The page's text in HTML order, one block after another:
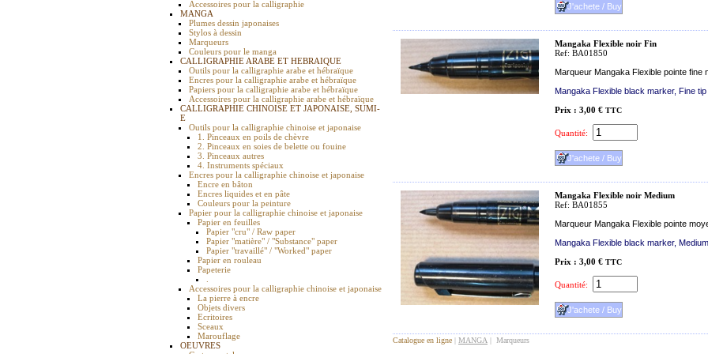
Accessoires pour la calligraphie
MANGA
Plumes dessin japonaises
Stylos à dessin
Marqueurs
Couleurs pour le manga
CALLIGRAPHIE ARABE ET HEBRAIQUE
Outils pour la calligraphie arabe et hébraïque
Encres pour la calligraphie arabe et hébraïque
Papiers pour la calligraphie arabe et hébraïque
Accessoires pour la calligraphie arabe et hébraïque
CALLIGRAPHIE CHINOISE ET JAPONAISE, SUMI-
E
Outils pour la calligraphie chinoise et japonaise
1. Pinceaux en poils de chèvre
2. Pinceaux en soies de belette ou fouine
3. Pinceaux autres
4. Instruments spéciaux
Encres pour la calligraphie chinoise et japonaise
Encre en bâton
Encres liquides et en pâte
Couleurs pour la peinture
Papier pour la calligraphie chinoise et japonaise
Papier en feuilles
Papier "cru" / Raw paper
Papier "matière" / "Substance" paper
Papier "travaillé" / "Worked" paper
Papier en rouleau
Papeterie
Accessoires pour la calligraphie chinoise et japonaise
La pierre à encre
Objets divers
Ecritoires
Sceaux
Marouflage
OEUVRES
Mangaka Flexible noir Fin
Ref: BA01850
Marqueur Mangaka Flexible pointe fine
Mangaka Flexible black marker, Fine tip
Prix : 3,00 € TTC
Quantité:
Mangaka Flexible noir Medium
Ref: BA01855
Marqueur Mangaka Flexible pointe
Mangaka Flexible black marker,
Prix : 3,00 € TTC
Quantité:
Catalogue en ligne | MANGA | Marqueurs